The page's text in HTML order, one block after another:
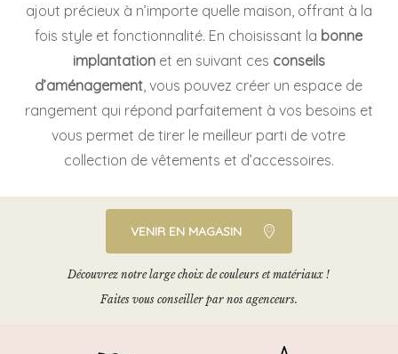
ajout précieux à n’importe quelle maison, offrant à la
fois style et fonctionnalité. En choisissant la bonne
implantationet en suivant ces conseils
d’aménagement , vous pouvez créer un espace de
rangement qui répond parfaitement à vos besoins et
vous permet de tirer le meilleur parti de votre
collection de vêtements et d’accessoires.
VENIR EN MAGASIN
Découvrez notre large choix de couleurs et matériaux !
Faites vous conseiller par nos agenceurs.